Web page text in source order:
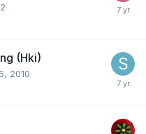
(Hki)
2010